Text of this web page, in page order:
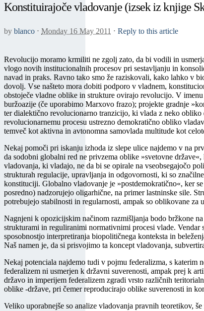
Konstituirajoče vladovanje (izsek iz knjige
by blanco ⋅ Monday 16 May 2011 ⋅ Reply to this article
Revolucijo moramo krmiliti ne zgolj zato, da bi vodili in
vlogo novih institucionalnih procesov pri sestavljanju in
navad in praks. Ravno tako smo že raziskovali, kako lahko v
dovolj. Vse našteto mora dobiti podporo v vladnem,
obstoječe vladne oblike in strukture ovirajo revolucijo. V
buržoazije (če uporabimo Marxovo frazo); projekte gradnje
ter dialektično revolucionarno tranzicijo, ki vlada z neko
revolucionarnemu procesu ustrezno demokratično obliko
temveč kot aktivna in avtonomna samovlada multitude kot
Nekaj pomoči pri iskanju izhoda iz slepe ulice najdemo v na
da sodobni globalni red ne privzema oblike »svetovne
vladovanja, ki vladajo, ne da bi se opirale na vseobsegajočo
strukturah regulacije, upravljanja in odgovornosti, ki so
konstituciji. Globalno vladovanje je »postdemokratično«, ker
posredno) nadzorujejo oligarhične, na primer lastninske sile.
potrebujejo stabilnosti in regularnosti, ampak so oblikovane
Nagnjeni k opozicijskim načinom razmišljanja bodo bržkone
strukturami in reguliranimi normativnimi procesi vlade.
sposobnostjo interpretiranja biopolitičnega konteksta in
Naš namen je, da si prisvojimo ta koncept vladovanja,
Nekaj potenciala najdemo tudi v pojmu federalizma, s
federalizem ni usmerjen k državni suverenosti, ampak prej k
državo in imperijem federalizem zgradi vrsto različnih
oblike -države, pri čemer reproducirajo oblike suverenosti in
Veliko uporabnejše so analize vladovanja pravnih teoretikov,